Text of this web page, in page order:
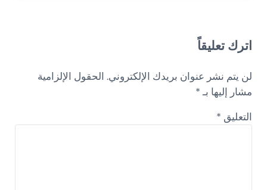
اترك تعليقاً
لن يتم نشر عنوان بريدك الإلكتروني. الحقول الإلزامية
مشار إليها بـ*
التعليق *